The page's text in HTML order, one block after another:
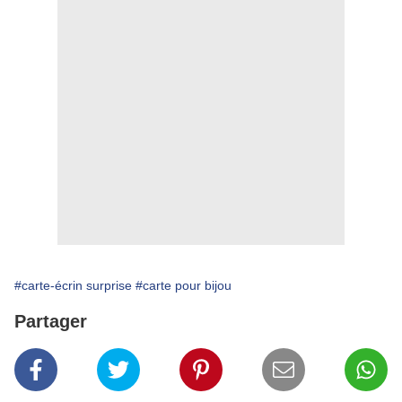
#carte-écrin surprise #carte pour bijou
Partager